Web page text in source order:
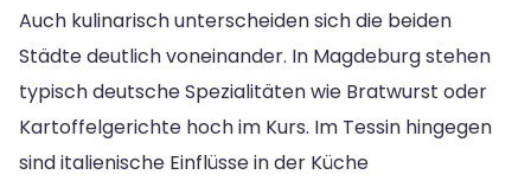
Auch kulinarisch unterscheiden sich die beiden
Städte deutlich voneinander. In Magdeburg stehen
typisch deutsche Spezialitäten wie Bratwurst oder
Kartoffelgerichte hoch im Kurs. Im Tessin hingegen
sind italienische Einflüsse in der Küche